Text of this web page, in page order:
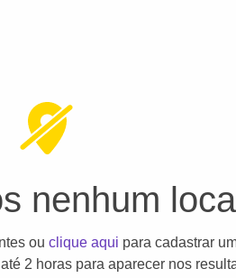
nenhum
ouclique aqui para cadastrar
2 horas para aparecer nos